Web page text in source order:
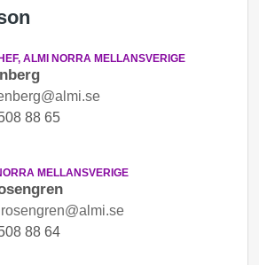
ALMI NORRA MELLANSVERIGE
88 65
MELLANSVERIGE
88 64